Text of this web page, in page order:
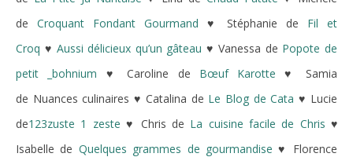
de Croquant Fondant Gourmand ♥ Stéphanie de Fil et
Croq ♥ Aussi délicieux qu’un gâteau ♥ Vanessa de Popote de
petit _bohnium ♥ Caroline de Bœuf Karotte ♥ Samia
de Nuances culinaires ♥ Catalina de Le Blog de Cata ♥ Lucie
de123zuste 1 zeste ♥ Chris de La cuisine facile de Chris ♥
Isabelle de Quelques grammes de gourmandise♥ Florence